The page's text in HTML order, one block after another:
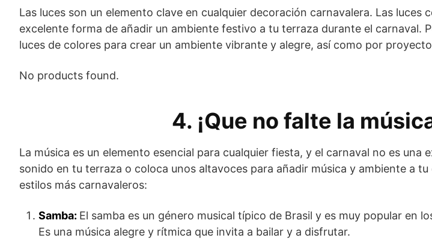
Las luces son un elemento clave en cualquier decoración carnavalera. Las luces
excelente forma de añadir un ambiente festivo a tu terraza durante el carnaval.
luces de colores para crear un ambiente vibrante y alegre, así como por
No products found.
4. ¡Que no falte la
La música es un elemento esencial para cualquier fiesta, y el carnaval no es una
sonido en tu terraza o coloca unos altavoces para añadir música y ambiente a
estilos más carnavaleros:
Samba: El samba es un género musical típico de Brasil y es muy popular en
Es una música alegre y rítmica que invita a bailar y a disfrutar.